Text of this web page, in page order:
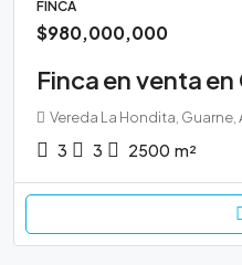
FINCA
$980,000,000
Finca en venta
Vereda La Hondita,
3 3 2500 m²